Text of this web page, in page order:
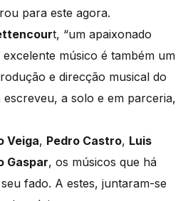
para este agora.
t, “um apaixonado
músico é também um
e direcção musical do
a solo e em parceria,
Veiga, Pedro Castro, Luis
Gaspar, os músicos que há
fado. A estes, juntaram-se